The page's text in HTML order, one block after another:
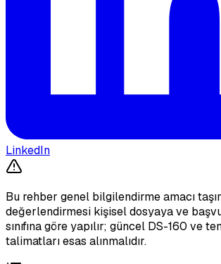
LinkedIn
Bu rehber genel bilgilendirme amacı
değerlendirmesi kişisel dosyaya ve
sınıfına göre yapılır; güncel DS-160 ve
talimatları esas alınmalıdır.